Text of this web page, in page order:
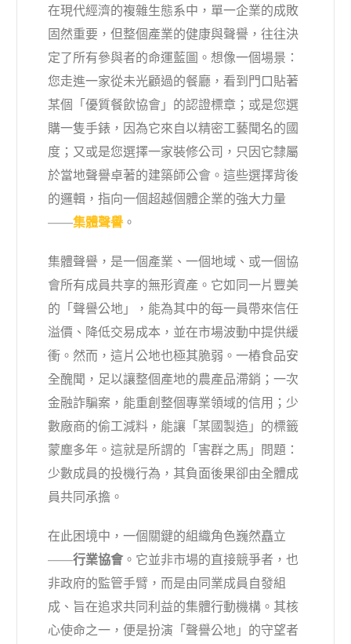
在現代經濟的複雜生態系中，單一企業的成敗
固然重要，但整個產業的健康與聲譽，往往決
定了所有參與者的命運藍圖。想像一個場景：
您走進一家從未光顧過的餐廳，看到門口貼著
某個「優質餐飲協會」的認證標章；或是您選
購一隻手錶，因為它來自以精密工藝聞名的國
度；又或是您選擇一家裝修公司，只因它隸屬
於當地聲譽卓著的建築師公會。這些選擇背後
的邏輯，指向一個超越個體企業的強大力量
——集體聲譽。
集體聲譽，是一個產業、一個地域、或一個協
會所有成員共享的無形資產。它如同一片豐美
的「聲譽公地」，能為其中的每一員帶來信任
溢價、降低交易成本，並在市場波動中提供緩
衝。然而，這片公地也極其脆弱。一樁食品安
全醜聞，足以讓整個產地的農產品滯銷；一次
金融詐騙案，能重創整個專業領域的信用；少
數廠商的偷工減料，能讓「某國製造」的標籤
蒙塵多年。這就是所謂的「害群之馬」問題：
少數成員的投機行為，其負面後果卻由全體成
員共同承擔。
在此困境中，一個關鍵的組織角色巍然矗立
——行業協會。它並非市場的直接競爭者，也
非政府的監管手臂，而是由同業成員自發組
成、旨在追求共同利益的集體行動機構。其核
心使命之一，便是扮演「聲譽公地」的守望者